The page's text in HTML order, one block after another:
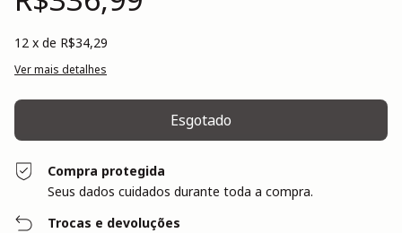
12 x de R$34,29
Ver mais detalhes
Compra protegida
Seus dados cuidados durante toda a compra.
Trocas e devoluções